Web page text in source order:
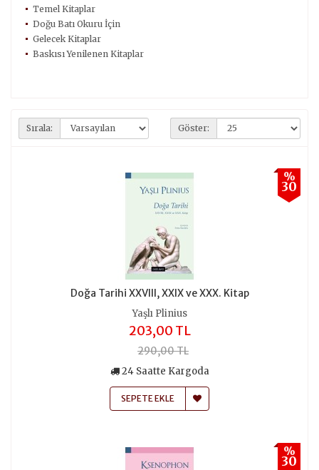
Temel Kitaplar
Doğu Batı Okuru İçin
Gelecek Kitaplar
Baskısı Yenilenen Kitaplar
Sırala: Göster:
%
30
Doğa Tarihi XXVIII, XXIX ve XXX. Kitap
Yaşlı Plinius
203,00 TL
290,00 TL
24 Saatte Kargoda
SEPETE EKLE
%
30